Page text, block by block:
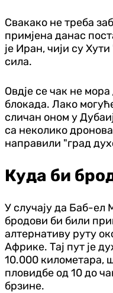
Свакако не треба
примјена данас
је Иран, чији су
сила.
Овдје се чак не
блокада. Лако
сличан оном у
са неколико
направили "град
Куда би
У случају да Баб-ел
бродови би били
алтернативу руту
Африке. Тај пут је
10.000 километара,
пловидбе од 10 до
брзине.